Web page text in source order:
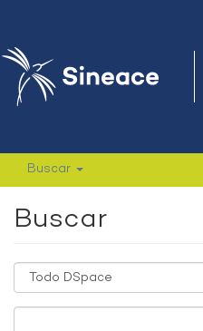
Buscar
Buscar